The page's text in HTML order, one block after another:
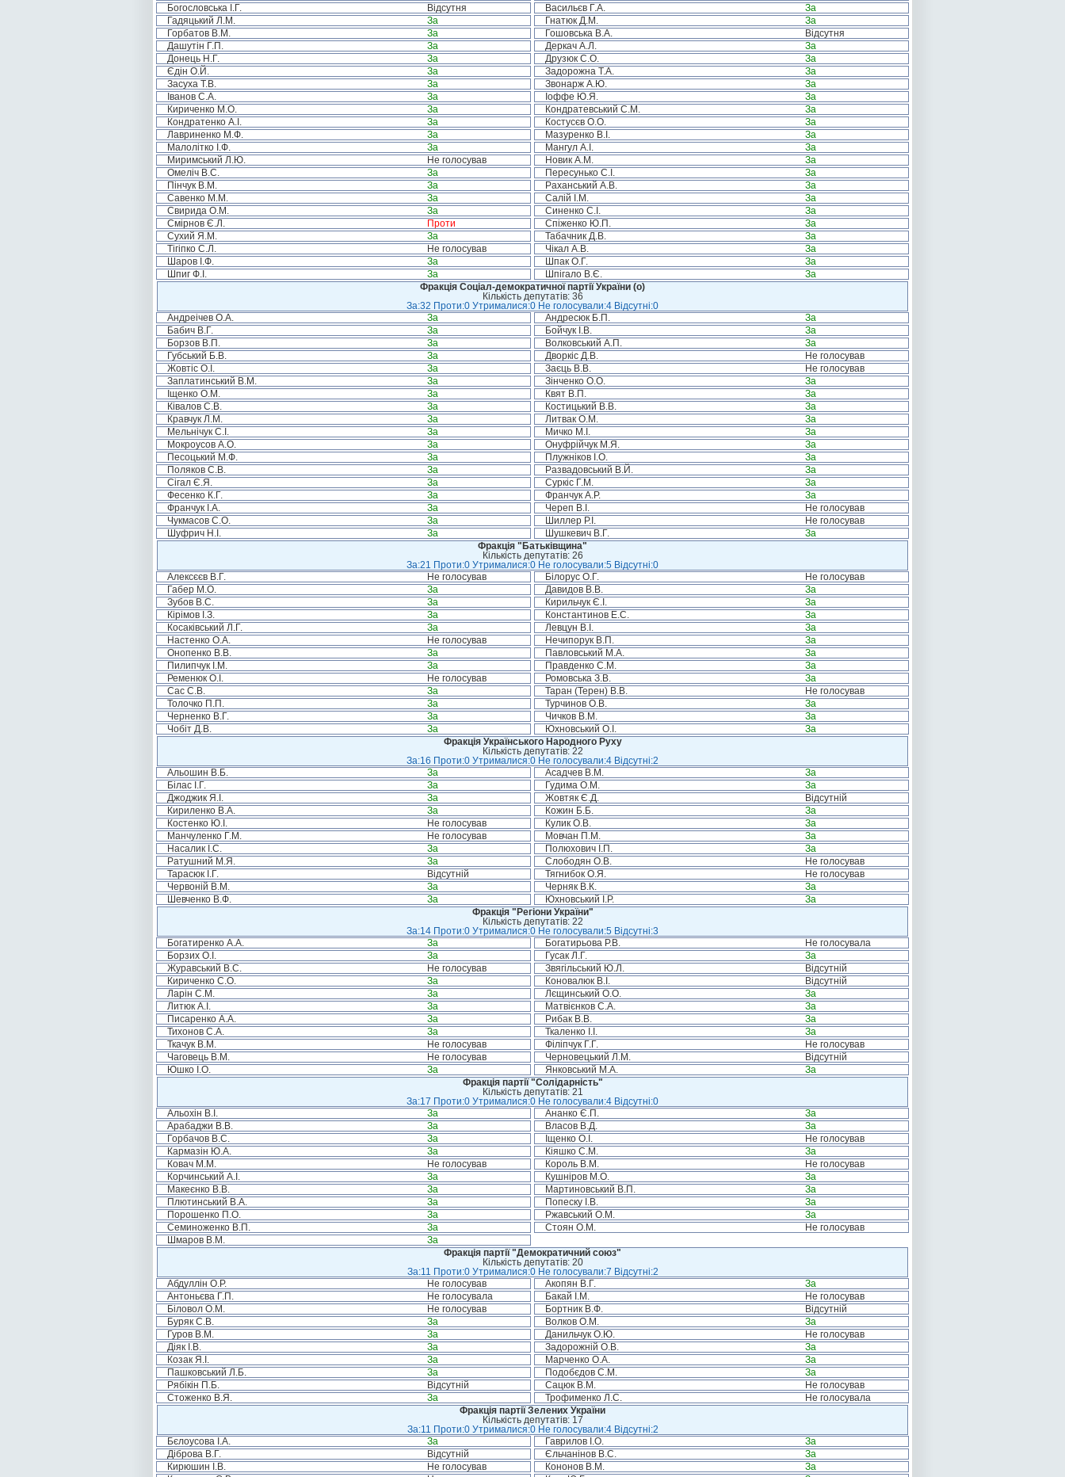
Богословська І.Г.
Відсутня Васильєв Г.А.
За
Гадяцький Л.М.
За Гнатюк Д.М.
За
Горбатов В.М.
За Гошовська В.А.
Відсутня
Дашутін Г.П.
За Деркач А.Л.
За
Донець Н.Г.
За Друзюк С.О.
За
Єдін О.Й.
За Задорожна Т.А.
За
Засуха Т.В.
За Звонарж А.Ю.
За
Іванов С.А.
За Іоффе Ю.Я.
За
Кириченко М.О.
За Кондратевський С.М.
За
Кондратенко А.І.
За Костусєв О.О.
За
Лавриненко М.Ф.
За Мазуренко В.І.
За
Малолітко І.Ф.
За Мангул А.І.
За
Миримський Л.Ю.
Не голосував Новик А.М.
За
Омеліч В.С.
За Пересунько С.І.
За
Пінчук В.М.
За Раханський А.В.
За
Савенко М.М.
За Салій І.М.
За
Свирида О.М.
За Синенко С.І.
За
Смірнов Є.Л.
Проти Спіженко Ю.П.
За
Сухий Я.М.
За Табачник Д.В.
За
Тігіпко С.Л.
Не голосував Чікал А.В.
За
Шаров І.Ф.
За Шпак О.Г.
За
Шпиг Ф.І.
За Шпігало В.Є.
За
Фракція Соціал-демократичної партії України (о)
Кількість депутатів: 36
За:32 Проти:0 Утрималися:0 Не голосували:4 Відсутні:0
Андреічев О.А.
За Андресюк Б.П.
За
Бабич В.Г.
За Бойчук І.В.
За
Борзов В.П.
За Волковський А.П.
За
Губський Б.В.
За Дворкіс Д.В.
Не голосував
Жовтіс О.І.
За Заєць В.В.
Не голосував
Заплатинський В.М.
За Зінченко О.О.
За
Іщенко О.М.
За Квят В.П.
За
Ківалов С.В.
За Костицький В.В.
За
Кравчук Л.М.
За Литвак О.М.
За
Мельнічук С.І.
За Мичко М.І.
За
Мокроусов А.О.
За Онуфрійчук М.Я.
За
Песоцький М.Ф.
За Плужніков І.О.
За
Поляков С.В.
За Развадовський В.Й.
За
Сігал Є.Я.
За Суркіс Г.М.
За
Фесенко К.Г.
За Франчук А.Р.
За
Франчук І.А.
За Череп В.І.
Не голосував
Чукмасов С.О.
За Шиллер Р.І.
Не голосував
Шуфрич Н.І.
За Шушкевич В.Г.
За
Фракція "Батьківщина"
Кількість депутатів: 26
За:21 Проти:0 Утрималися:0 Не голосували:5 Відсутні:0
Алексєєв В.Г.
Не голосував Білорус О.Г.
Не голосував
Габер М.О.
За Давидов В.В.
За
Зубов В.С.
За Кирильчук Є.І.
За
Кірімов І.З.
За Константинов Е.С.
За
Косаківський Л.Г.
За Левцун В.І.
За
Настенко О.А.
Не голосував Нечипорук В.П.
За
Онопенко В.В.
За Павловський М.А.
За
Пилипчук І.М.
За Правденко С.М.
За
Ременюк О.І.
Не голосував Ромовська З.В.
За
Сас С.В.
За Таран (Терен) В.В.
Не голосував
Толочко П.П.
За Турчинов О.В.
За
Черненко В.Г.
За Чичков В.М.
За
Чобіт Д.В.
За Юхновський О.І.
За
Фракція Українського Народного Руху
Кількість депутатів: 22
За:16 Проти:0 Утрималися:0 Не голосували:4 Відсутні:2
Альошин В.Б.
За Асадчев В.М.
За
Білас І.Г.
За Гудима О.М.
За
Джоджик Я.І.
За Жовтяк Є.Д.
Відсутній
Кириленко В.А.
За Кожин Б.Б.
За
Костенко Ю.І.
Не голосував Кулик О.В.
За
Манчуленко Г.М.
Не голосував Мовчан П.М.
За
Насалик І.С.
За Полюхович І.П.
За
Ратушний М.Я.
За Слободян О.В.
Не голосував
Тарасюк І.Г.
Відсутній Тягнибок О.Я.
Не голосував
Червоній В.М.
За Черняк В.К.
За
Шевченко В.Ф.
За Юхновський І.Р.
За
Фракція "Регіони України"
Кількість депутатів: 22
За:14 Проти:0 Утрималися:0 Не голосували:5 Відсутні:3
Богатиренко А.А.
За Богатирьова Р.В.
Не голосувала
Борзих О.І.
За Гусак Л.Г.
За
Журавський В.С.
Не голосував Звягільський Ю.Л.
Відсутній
Кириченко С.О.
За Коновалюк В.І.
Відсутній
Ларін С.М.
За Лєщинський О.О.
За
Литюк А.І.
За Матвієнков С.А.
За
Писаренко А.А.
За Рибак В.В.
За
Тихонов С.А.
За Ткаленко І.І.
За
Ткачук В.М.
Не голосував Філіпчук Г.Г.
Не голосував
Чаговець В.М.
Не голосував Черновецький Л.М.
Відсутній
Юшко І.О.
За Янковський М.А.
За
Фракція партії "Солідарність"
Кількість депутатів: 21
За:17 Проти:0 Утрималися:0 Не голосували:4 Відсутні:0
Альохін В.І.
За Ананко Є.П.
За
Арабаджи В.В.
За Власов В.Д.
За
Горбачов В.С.
За Іщенко О.І.
Не голосував
Кармазін Ю.А.
За Кіяшко С.М.
За
Ковач М.М.
Не голосував Король В.М.
Не голосував
Корчинський А.І.
За Кушніров М.О.
За
Макеєнко В.В.
За Мартиновський В.П.
За
Плютинський В.А.
За Попеску І.В.
За
Порошенко П.О.
За Ржавський О.М.
За
Семиноженко В.П.
За Стоян О.М.
Не голосував
Шмаров В.М.
За
Фракція партії "Демократичний союз"
Кількість депутатів: 20
За:11 Проти:0 Утрималися:0 Не голосували:7 Відсутні:2
Абдуллін О.Р.
Не голосував Акопян В.Г.
За
Антоньєва Г.П.
Не голосувала Бакай І.М.
Не голосував
Біловол О.М.
Не голосував Бортник В.Ф.
Відсутній
Буряк С.В.
За Волков О.М.
За
Гуров В.М.
За Данильчук О.Ю.
Не голосував
Діяк І.В.
За Задорожній О.В.
За
Козак Я.І.
За Марченко О.А.
За
Пашковський Л.Б.
За Подобєдов С.М.
За
Рябікін П.Б.
Відсутній Сацюк В.М.
Не голосував
Стоженко В.Я.
За Трофименко Л.С.
Не голосувала
Фракція партії Зелених України
Кількість депутатів: 17
За:11 Проти:0 Утрималися:0 Не голосували:4 Відсутні:2
Бєлоусова І.А.
За Гаврилов І.О.
За
Діброва В.Г.
Відсутній Єльчанінов В.С.
За
Кирюшин І.В.
Не голосував Кононов В.М.
За